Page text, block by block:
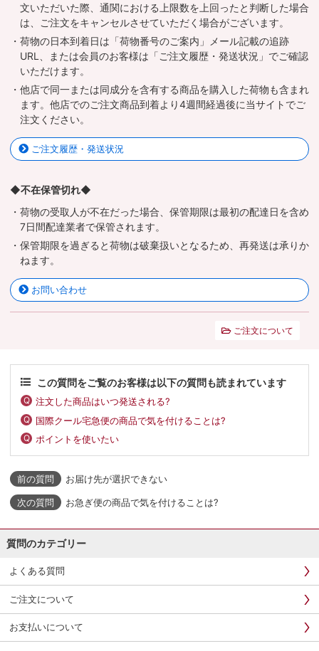
文いただいた際、通関における上限数を上回ったと判断した場合
は、ご注文をキャンセルさせていただく場合がございます。
・荷物の日本到着日は「荷物番号のご案内」メール記載の追跡
URL、または会員のお客様は「ご注文履歴・発送状況」でご確認
いただけます。
・他店で同一または同成分を含有する商品を購入した荷物も含まれ
ます。他店でのご注文商品到着より4週間経過後に当サイトでご
注文ください。
ご注文履歴・発送状況
◆不在保管切れ◆
・荷物の受取人が不在だった場合、保管期限は最初の配達日を含め
7日間配達業者で保管されます。
・保管期限を過ぎると荷物は破棄扱いとなるため、再発送は承りか
ねます。
お問い合わせ
ご注文について
この質問をご覧のお客様は以下の質問も読まれています
注文した商品はいつ発送される?
国際クール宅急便の商品で気を付けることは?
ポイントを使いたい
お届け先が選択できない
お急ぎ便の商品で気を付けることは?
質問のカテゴリー
よくある質問
ご注文について
お支払いについて